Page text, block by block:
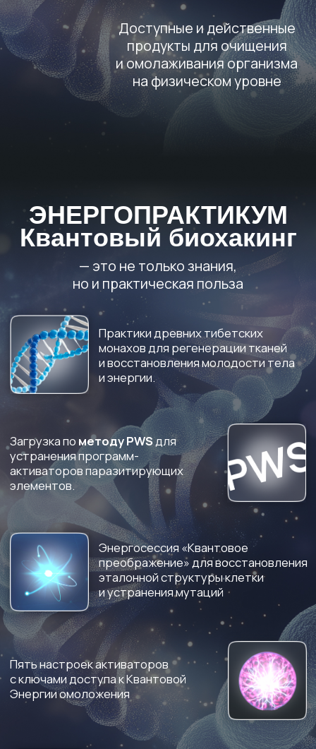
⁠Рецепты для молодости
и красоты
Эффективный комплекс
биоэнергетических упражнений для
раскрепощения центров
проявленности и активации энергии
Родилась в женском теле и желаешь
улучшить качество жизни
Веришь в то, что новое время несёт нам
уникальные возможности и на процессы
в организме можно влиять через сознание
Знаешь, что ты пришла сюда, чтобы
радоваться жизни и наслаждаться
красотой своего тела
Выбираешь, молодость и красоту, без того,
чтобы сталкиваться с болезнями
и проблемами старения
Хочешь, всегда быть юной,
свежей и привлекательной
энерго
практикум
точно для
тебя,если
ты
КАКПРОХОДИТ
ЭНЕРГОПРАКТИКУМ?
14 дней трансформации:
Максимум практики — максимум результата!
Это не просто бот — это ваш личный
наставник, который в течение 14 дней будет
держать вас в фокусе и напоминать, как
правильно делать практики.